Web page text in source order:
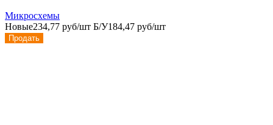
Микросхемы
Новые234,77 руб/шт Б/У184,47 руб/шт
Продать